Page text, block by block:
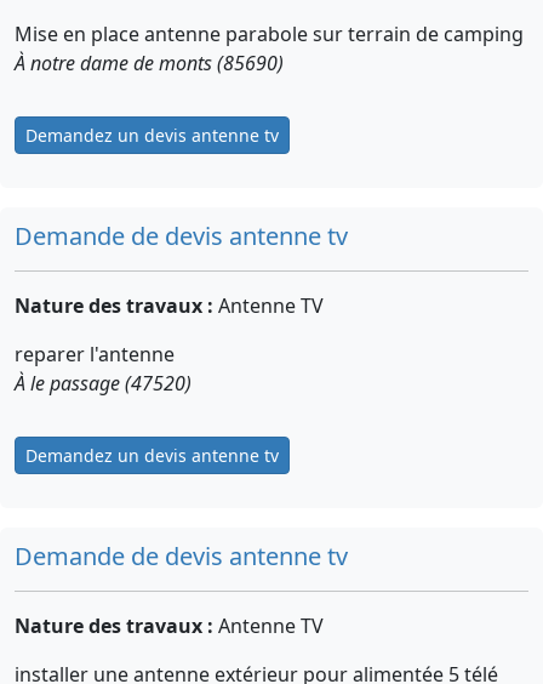
Mise en place antenne parabole sur terrain de camping
À notre dame de monts (85690)
Demandez un devis antenne tv
Demande de devis antenne tv
Nature des travaux : Antenne TV
reparer l'antenne
À le passage (47520)
Demandez un devis antenne tv
Demande de devis antenne tv
Nature des travaux : Antenne TV
installer une antenne extérieur pour alimentée 5 télé